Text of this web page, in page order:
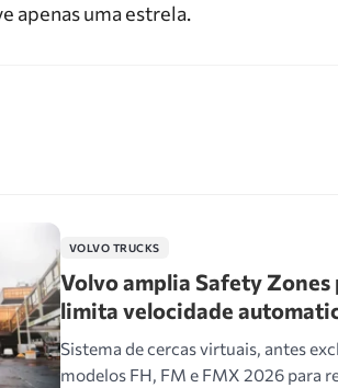
apenas uma estrela.
VOLVO TRUCKS
Volvo amplia Safety
limita velocidade
Sistema de cercas virtuais, antes
modelos FH, FM e FMX 2026 para